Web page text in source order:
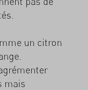
un citron
mais